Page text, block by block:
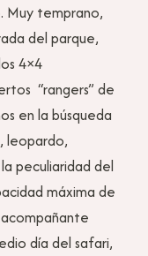
temprano,
del parque,
4×4
“rangers” de
en la búsqueda
leopardo,
peculiaridad del
máxima de
día del safari,